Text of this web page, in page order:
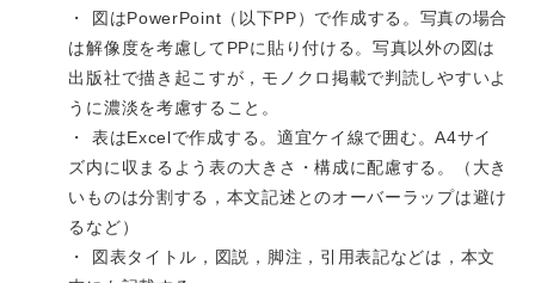
・ 図はPowerPoint（以下PP）で作成する。写真の場合
は解像度を考慮してPPに貼り付ける。写真以外の図は
出版社で描き起こすが，モノクロ掲載で判読しやすいよ
うに濃淡を考慮すること。
・ 表はExcelで作成する。適宜ケイ線で囲む。A4サイ
ズ内に収まるよう表の大きさ・構成に配慮する。（大き
いものは分割する，本文記述とのオーバーラップは避け
るなど）
・ 図表タイトル，図説，脚注，引用表記などは，本文